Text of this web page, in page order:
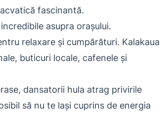
fascinantă.
asupra orașului.
relaxare și cumpărături. Kalakaua
buticuri locale, cafenele și
dansatorii hula atrag privirile
să nu te lași cuprins de energia